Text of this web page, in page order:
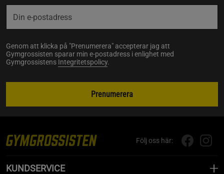
Genom att klicka på "Prenumerera" accepterar jag att
Gymgrossisten sparar min e-postadress i enlighet med
Gymgrossistens Integritetspolicy.
Prenumerera
Följ oss här:
KUNDSERVICE